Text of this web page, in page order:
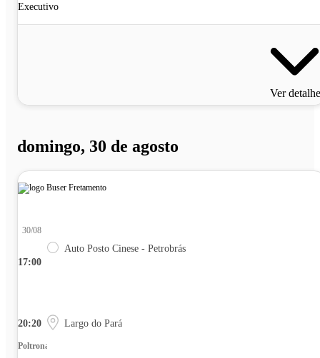
Executivo
Ver
domingo, 30 de agosto
17:00
30/08
Auto Posto Cinese - Petrobrás
20:20 Largo do Pará
Poltrona